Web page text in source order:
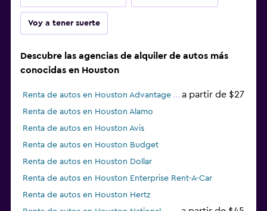
Voy a tener suerte
Descubre las agencias de alquiler de autos más
conocidas en Houston
Renta de autos en Houston Advantage a partir de $27
Renta de autos en Houston Alamo
Renta de autos en Houston Avis
Renta de autos en Houston Budget
Renta de autos en Houston Dollar
Renta de autos en Houston Enterprise Rent-A-Car
Renta de autos en Houston Hertz